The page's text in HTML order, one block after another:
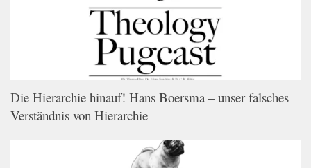
Die Hierarchie hinauf! Hans Boersma – unser falsches
Verständnis von Hierarchie